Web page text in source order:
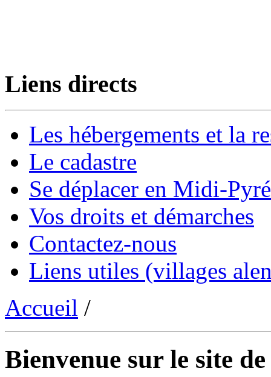
Liens directs
Les hébergements et la
Le cadastre
Se déplacer en Midi-
Vos droits et démarches
Contactez-nous
Liens utiles (villages
Accueil /
Bienvenue sur le site